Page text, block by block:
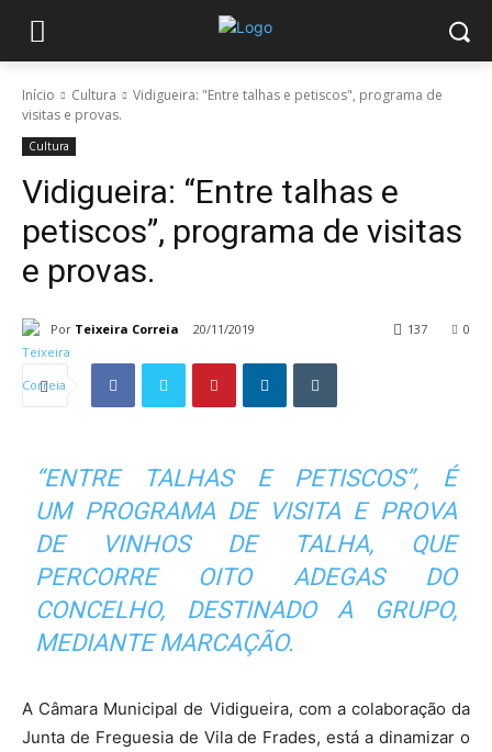
Início Cultura
Vidigueira: "Entre talhas e petiscos", programa de
visitas e provas.
Cultura
Vidigueira: “Entre talhas e
petiscos”, programa de visitas
e provas.
Por Teixeira Correia 20/11/2019 0
137
“ENTRE TALHAS E PETISCOS”, É
UM PROGRAMA DE VISITA E PROVA
DE VINHOS DE TALHA, QUE
PERCORRE OITO ADEGAS DO
CONCELHO, DESTINADO A GRUPO,
MEDIANTE MARCAÇÃO.
A Câmara Municipal de Vidigueira, com a colaboração da
Junta de Freguesia de Vila de Frades, está a dinamizar o